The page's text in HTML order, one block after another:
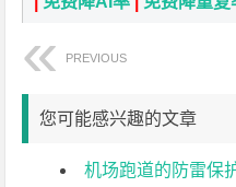
PREVIOUS
您可能感兴趣的文章
机场跑道的防雷保